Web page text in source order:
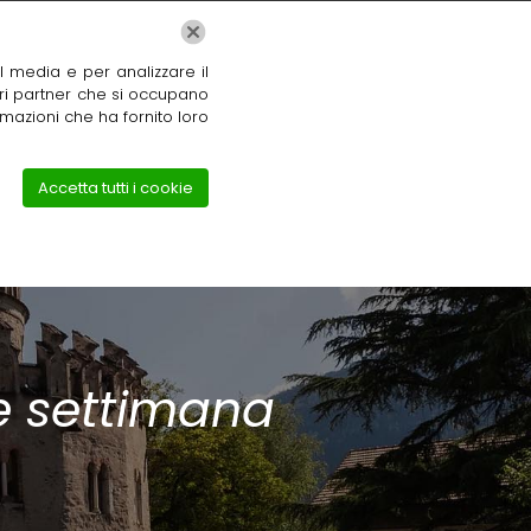
Contatti
settimana
media e per analizzare il
partner che si occupano
che ha fornito loro
Accetta tutti i cookie